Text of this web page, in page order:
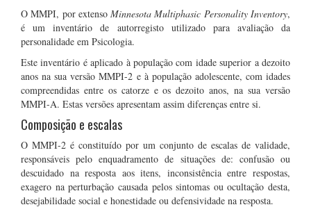
O MMPI, por extensoMinnesota Multiphasic Personality Inventory,
é um inventário de autorregisto utilizado para avaliação da
personalidade em Psicologia.
Este inventário é aplicado à população com idade superior a dezoito
anos na sua versão MMPI-2 e à população adolescente, com idades
compreendidas entre os catorze e os dezoito anos, na sua versão
MMPI-A. Estas versões apresentam assim diferenças entre si.
Composição e escalas
O MMPI-2 é constituído por um conjunto de escalas de validade,
responsáveis pelo enquadramento de situações de: confusão ou
descuidado na resposta aos itens, inconsistência entre respostas,
exagero na perturbação causada pelos sintomas ou ocultação desta,
desejabilidade social e honestidade ou defensividade na resposta.